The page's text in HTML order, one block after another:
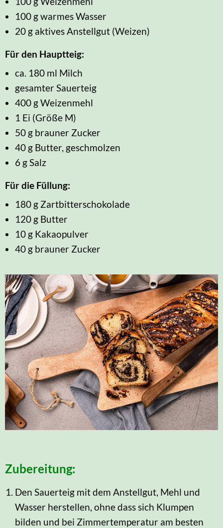
100 g warmes Wasser
20 g aktives Anstellgut (Weizen)
Für den Hauptteig:
ca. 180 ml Milch
gesamter Sauerteig
400 g Weizenmehl
1 Ei (Größe M)
50 g brauner Zucker
40 g Butter, geschmolzen
6 g Salz
Für die Füllung:
180 g Zartbitterschokolade
120 g Butter
10 g Kakaopulver
40 g brauner Zucker
Zubereitung:
Den Sauerteig mit dem Anstellgut, Mehl und
Wasser herstellen, ohne dass sich Klumpen
bilden und bei Zimmertemperatur am besten